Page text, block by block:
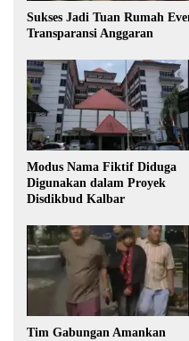
Sukses Jadi Tuan Rumah
Transparansi Anggaran
Modus Nama Fiktif Diduga
Digunakan dalam Proyek
Disdikbud Kalbar
Tim Gabungan Amankan